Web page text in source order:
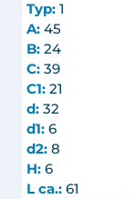
Typ: 1
A: 45
B: 24
C: 39
C1: 21
d: 32
d1: 6
d2: 8
H: 6
L ca.: 61